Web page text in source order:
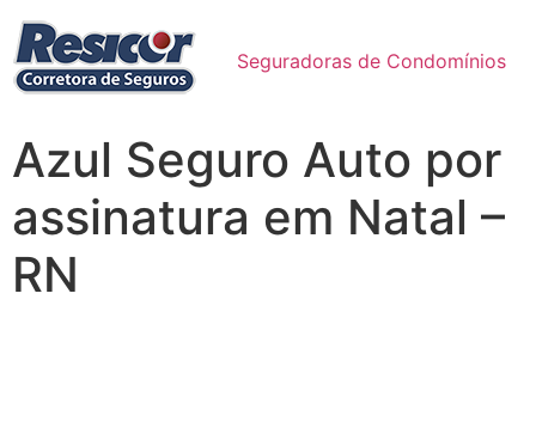
Seguradoras de Condomínios
Azul Seguro Auto por
assinatura em Natal –
RN